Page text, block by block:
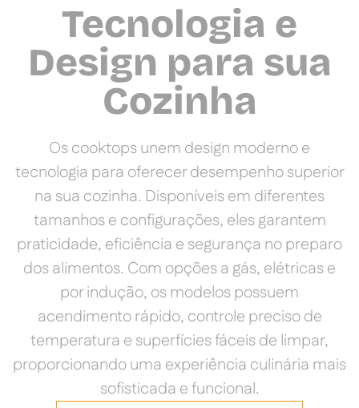
Tecnologia e
Design para sua
Cozinha
Os cooktops unem design moderno e
tecnologia para oferecer desempenho superior
na sua cozinha. Disponíveis em diferentes
tamanhos e configurações, eles garantem
praticidade, eficiência e segurança no preparo
dos alimentos. Com opções a gás, elétricas e
por indução, os modelos possuem
acendimento rápido, controle preciso de
temperatura e superfícies fáceis de limpar,
proporcionando uma experiência culinária mais
sofisticada e funcional.